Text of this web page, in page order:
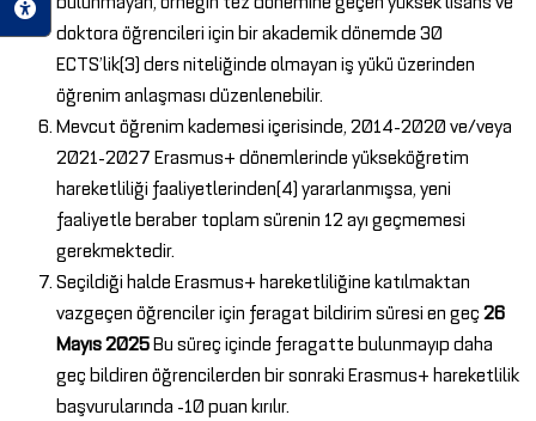
doktora öğrencileri için bir akademik dönemde 30
ECTS’lik(3) ders niteliğinde olmayan iş yükü üzerinden
öğrenim anlaşması düzenlenebilir.
Mevcut öğrenim kademesi içerisinde, 2014-2020 ve/veya
2021-2027 Erasmus+ dönemlerinde yükseköğretim
hareketliliği faaliyetlerinden(4) yararlanmışsa, yeni
faaliyetle beraber toplam sürenin 12 ayı geçmemesi
gerekmektedir.
Seçildiği halde Erasmus+ hareketliliğine katılmaktan
vazgeçen öğrenciler için feragat bildirim süresi en geç26
Mayıs 2025Bu süreç içinde feragatte bulunmayıp daha
geç bildiren öğrencilerden bir sonraki Erasmus+ hareketlilik
başvurularında -10 puan kırılır.